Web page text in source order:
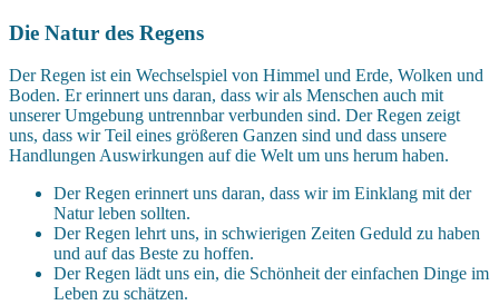
Die Natur des Regens
Der Regen ist ein Wechselspiel von Himmel und Erde, Wolken und
Boden. Er erinnert uns daran, dass wir als Menschen auch mit
unserer Umgebung untrennbar verbunden sind. Der Regen zeigt
uns, dass wir Teil eines größeren Ganzen sind und dass unsere
Handlungen Auswirkungen auf die Welt um uns herum haben.
Der Regen erinnert uns daran, dass wir im Einklang mit der
Natur leben sollten.
Der Regen lehrt uns, in schwierigen Zeiten Geduld zu haben
und auf das Beste zu hoffen.
Der Regen lädt uns ein, die Schönheit der einfachen Dinge im
Leben zu schätzen.